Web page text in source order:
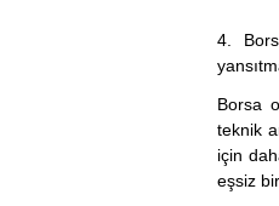
4.
Borsa
teknik
için
eşsiz